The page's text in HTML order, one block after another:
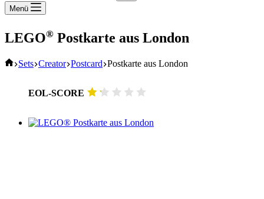
Keine
Ergebnisse
Menü
LEGO® Postkarte aus London
Start
Sets Creator Postcard Postkarte aus London
EOL-SCORE